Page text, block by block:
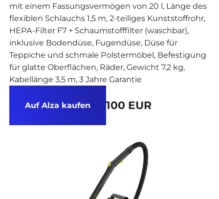
mit einem Fassungsvermögen von 20 l, Länge des
flexiblen Schlauchs 1,5 m, 2-teiliges Kunststoffrohr,
HEPA-Filter F7 + Schaumstofffilter (waschbar),
inklusive Bodendüse, Fugendüse, Düse für
Teppiche und schmale Polstermöbel, Befestigung
für glatte Oberflächen, Räder, Gewicht 7,2 kg,
Kabellänge 3,5 m, 3 Jahre Garantie
Auf Alza kaufen 100 EUR